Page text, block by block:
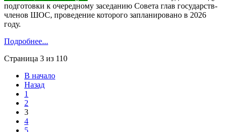
подготовки к очередному заседанию Совета глав государств-
членов ШОС, проведение которого запланировано в 2026
году.
Подробнее...
Страница 3 из 110
В начало
Назад
1
2
3
4